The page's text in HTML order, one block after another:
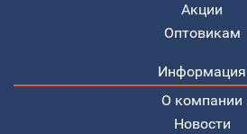
Акции
Оптовикам
Информация
О компании
Новости